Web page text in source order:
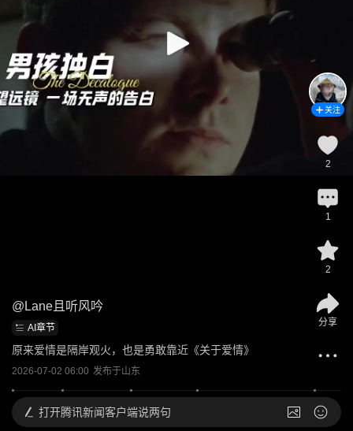
@ Lane且听风吟
AI章节
原来爱情是隔岸观火，也是勇敢靠近《关于爱情》
2026-07-02 06:00 发布于山东
关注
2
1
2
分享
打开腾讯新闻客户端说两句